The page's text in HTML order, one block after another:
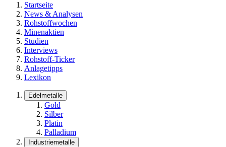
Startseite
News & Analysen
Rohstoffwochen
Minenaktien
Studien
Interviews
Rohstoff-Ticker
Anlagetipps
Lexikon
Edelmetalle
Gold
Silber
Platin
Palladium
Industriemetalle